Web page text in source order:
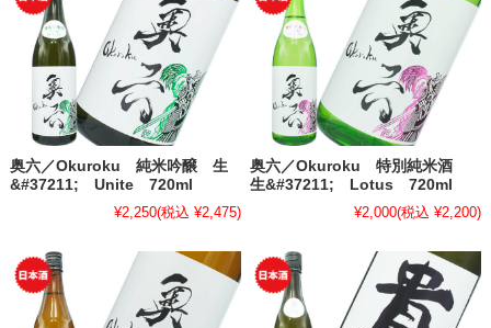
奥六／Okuroku 純米吟醸 生
&#37211; Unite 720ml
¥2,250(税込 ¥2,475)
奥六／Okuroku 特別純米酒
生&#37211; Lotus 720ml
¥2,000(税込 ¥2,200)